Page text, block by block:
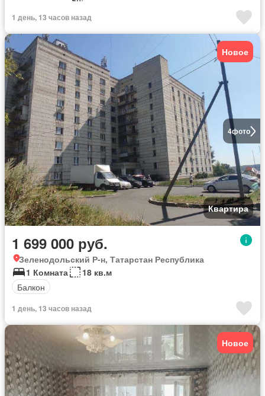
1 день, 13 часов назад
4фото
Новое
Квартира
1 699 000 руб.
Зеленодольский Р-н, Татарстан Республика
1 Комната
18 кв.м
Балкон
1 день, 13 часов назад
Новое